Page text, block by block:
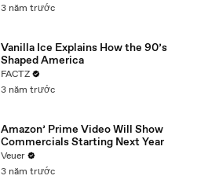
3 năm trước
Vanilla Ice Explains How the 90’s
Shaped America
FACTZ
3 năm trước
Amazon’ Prime Video Will Show
Commercials Starting Next Year
Veuer
3 năm trước